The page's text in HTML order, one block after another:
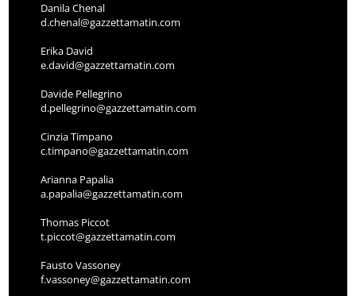
Danila Chenal
d.chenal@gazzettamatin.com
Erika David
e.david@gazzettamatin.com
Davide Pellegrino
d.pellegrino@gazzettamatin.com
Cinzia Timpano
c.timpano@gazzettamatin.com
Arianna Papalia
a.papalia@gazzettamatin.com
Thomas Piccot
t.piccot@gazzettamatin.com
Fausto Vassoney
f.vassoney@gazzettamatin.com